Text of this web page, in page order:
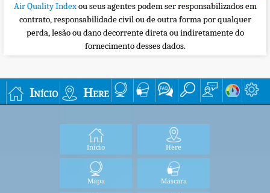
Air Quality Indexou seus agentes podem ser responsabilizados em
contrato, responsabilidade civil ou de outra forma por qualquer
perda, lesão ou dano decorrente direta ou indiretamente do
fornecimento desses dados.
Início Here
Início Here
Mapa Máscara